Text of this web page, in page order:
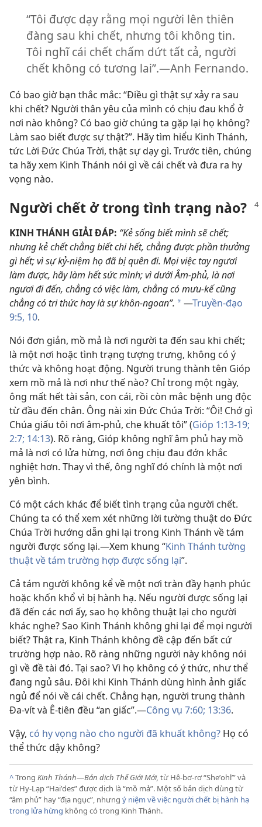
“Tôi được dạy rằng mọi người lên thiên
đàng sau khi chết, nhưng tôi không tin.
Tôi nghĩ cái chết chấm dứt tất cả, người
chết không có tương lai”.—Anh Fernando.
Có bao giờ bạn thắc mắc: “Điều gì thật sự xảy ra sau
khi chết? Người thân yêu của mình có chịu đau khổ ở
nơi nào không? Có bao giờ chúng ta gặp lại họ không?
Làm sao biết được sự thật?”. Hãy tìm hiểu Kinh Thánh,
tức Lời Đức Chúa Trời, thật sự dạy gì. Trước tiên, chúng
ta hãy xem Kinh Thánh nói gì về cái chết và đưa ra hy
vọng nào.
Người chết ở trong tình trạng nào?
KINH THÁNH GIẢI ĐÁP: “Kẻ sống biết mình sẽ chết;
nhưng kẻ chết chẳng biết chi hết, chẳng được phần thưởng
gì hết; vì sự kỷ-niệm họ đã bị quên đi. Mọi việc tay ngươi
làm được, hãy làm hết sức mình; vì dưới Âm-phủ, là nơi
ngươi đi đến, chẳng có việc làm, chẳng có mưu-kế cũng
chẳng có tri thức hay là sự khôn-ngoan”. *—Truyền-đạo
9:5, 10.
Nói đơn giản, mồ mả là nơi người ta đến sau khi chết;
là một nơi hoặc tình trạng tượng trưng, không có ý
thức và không hoạt động. Người trung thành tên Gióp
xem mồ mả là nơi như thế nào? Chỉ trong một ngày,
ông mất hết tài sản, con cái, rồi còn mắc bệnh ung độc
từ đầu đến chân. Ông nài xin Đức Chúa Trời: “Ôi! Chớ gì
Chúa giấu tôi nơi âm-phủ, che khuất tôi” (Gióp 1:13-19;
2:7; 14:13). Rõ ràng, Gióp không nghĩ âm phủ hay mồ
mả là nơi có lửa hừng, nơi ông chịu đau đớn khắc
nghiệt hơn. Thay vì thế, ông nghĩ đó chính là một nơi
yên bình.
Có một cách khác để biết tình trạng của người chết.
Chúng ta có thể xem xét những lời tường thuật do Đức
Chúa Trời hướng dẫn ghi lại trong Kinh Thánh về tám
người được sống lại.—Xem khung “Kinh Thánh tường
thuật về tám trường hợp được sống lại”.
Cả tám người không kể về một nơi tràn đầy hạnh phúc
hoặc khốn khổ vì bị hành hạ. Nếu người được sống lại
đã đến các nơi ấy, sao họ không thuật lại cho người
khác nghe? Sao Kinh Thánh không ghi lại để mọi người
biết? Thật ra, Kinh Thánh không đề cập đến bất cứ
trường hợp nào. Rõ ràng những người này không nói
gì về đề tài đó. Tại sao? Vì họ không có ý thức, như thể
đang ngủ sâu. Đôi khi Kinh Thánh dùng hình ảnh giấc
ngủ để nói về cái chết. Chẳng hạn, người trung thành
Đa-vít và Ê-tiên đều “an giấc”.—Công vụ 7:60; 13:36.
Vậy, có hy vọng nào cho người đã khuất không? Họ có
thể thức dậy không?
^Trong Kinh Thánh—Bản dịch Thế Giới Mới, từ Hê-bơ-rơ “Sheʼohlʹ” và
từ Hy-Lạp “Haiʹdes” được dịch là “mồ mả”. Một số bản dịch dùng từ
“âm phủ” hay “địa ngục”, nhưng ý niệm về việc người chết bị hành hạ
trong lửa hừng không có trong Kinh Thánh.